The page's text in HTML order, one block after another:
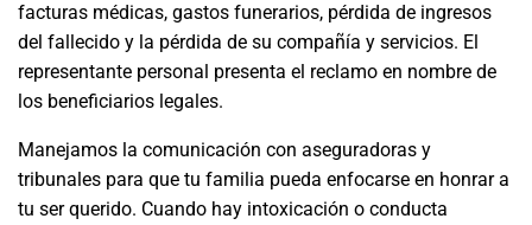
facturas médicas, gastos funerarios, pérdida de ingresos
del fallecido y la pérdida de su compañía y servicios. El
representante personal presenta el reclamo en nombre de
los beneficiarios legales.
Manejamos la comunicación con aseguradoras y
tribunales para que tu familia pueda enfocarse en honrar a
tu ser querido. Cuando hay intoxicación o conducta